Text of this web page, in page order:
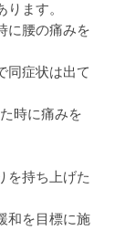
ます。
に腰の痛みを
同症状は出て
時に痛みを
を持ち上げた
和を目標に施